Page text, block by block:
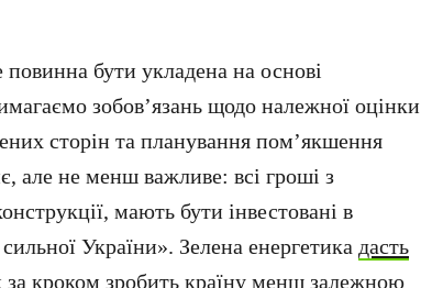
повинна бути укладена на основі
зобов’язань щодо належної оцінки
сторін та планування пом’якшення
але не менш важливе: всі гроші з
мають бути інвестовані в
України». Зелена енергетика дасть
за кроком зробить країну менш залежною